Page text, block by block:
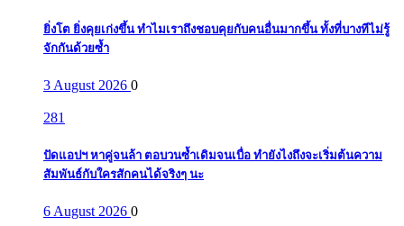
ยิ่งโต ยิ่งคุยเก่งขึ้น ทำไมเราถึงชอบคุยกับคนอื่นมากขึ้น ทั้งที่บางทีไม่รู้
จักกันด้วยซ้ำ
3 August 2026 0
281
ปัดแอปฯ หาคู่จนล้า ตอบวนซ้ำเดิมจนเบื่อ ทำยังไงถึงจะเริ่มต้นความ
สัมพันธ์กับใครสักคนได้จริงๆ นะ
6 August 2026 0